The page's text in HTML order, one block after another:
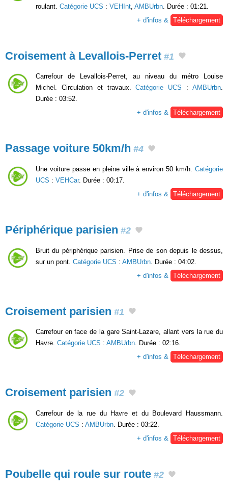
roulant. Catégorie UCS : VEHInt AMBUrbn . Durée : 01:21.
+ d'infos &
Téléchargement
Croisement à Levallois-Perret #1
Carrefour de Levallois-Perret, au niveau du métro Louise
Michel. Circulation et travaux.Catégorie UCS :AMBUrbn.
Durée : 03:52.
+ d'infos & Téléchargement
Passage voiture 50km/h #4
Une voiture passe en pleine ville à environ 50 km/h. Catégorie
UCS : VEHCar. Durée : 00:17.
+ d'infos &
Téléchargement
Périphérique parisien #2
Bruit du périphérique parisien. Prise de son depuis le dessus,
sur un pont. Catégorie UCS : AMBUrbn . Durée : 04:02.
+ d'infos &
Téléchargement
Croisement parisien #1
Carrefour en face de la gare Saint-Lazare, allant vers la rue du
Havre. Catégorie UCS : AMBUrbn. Durée : 02:16.
+ d'infos & Téléchargement
Croisement parisien #2
Carrefour de la rue du Havre et du Boulevard Haussmann.
Catégorie UCS : AMBUrbn . Durée : 03:22.
+ d'infos &
Téléchargement
Poubelle qui roule sur route #2